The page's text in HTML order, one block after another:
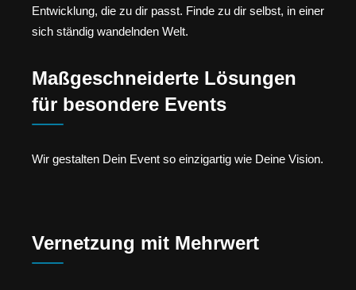
Entwicklung, die zu dir passt. Finde zu dir selbst, in einer
sich ständig wandelnden Welt.
Maßgeschneiderte Lösungen
für besondere Events
Wir gestalten Dein Event so einzigartig wie Deine Vision.
Vernetzung mit Mehrwert